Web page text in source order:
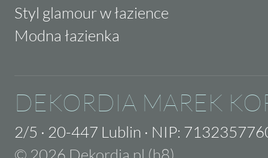
Styl glamour w łazience
Modna łazienka
DEKORDIA MAREK
2/5 · 20-447 Lublin · NIP:
© 2026 Dekordia.pl (h8)